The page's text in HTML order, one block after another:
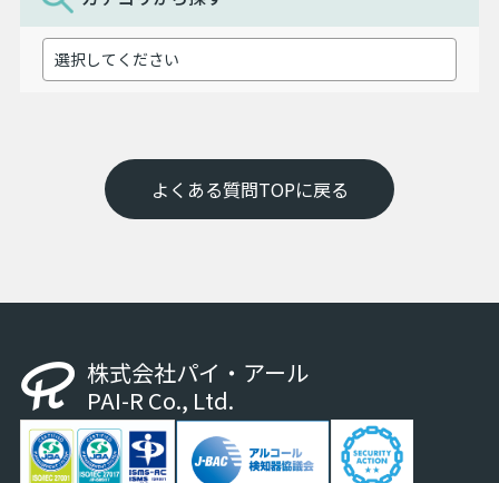
よくある質問TOPに戻る
株式会社パイ・アール
PAI-R Co., Ltd.